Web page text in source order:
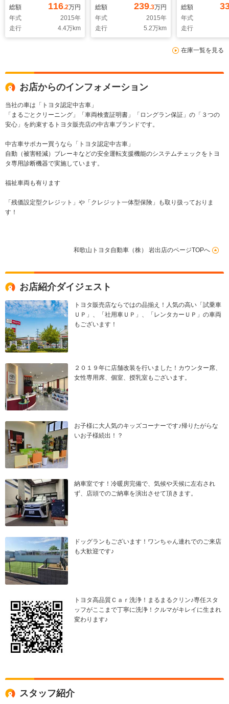
総額
116.2万円
年式
2015年
走行
4.4万km
総額
239.3万円
年式
2015年
走行
5.2万km
総額
年式
走行
在庫一覧を見る
お店からのインフォメーション
当社の車は「トヨタ認定中古車」
「まるごとクリーニング」「車両検査証明書」「ロングラン保証」の「３つの
安心」を約束するトヨタ販売店の中古車ブランドです。
中古車サポカー買うなら「トヨタ認定中古車」
自動（被害軽減）ブレーキなどの安全運転支援機能のシステムチェックをトヨ
タ専用診断機器で実施しています。
福祉車両も有ります
「残価設定型クレジット」や「クレジット一体型保険」も取り扱っておりま
す！
和歌山トヨタ自動車（株） 岩出店のページTOPへ
お店紹介ダイジェスト
トヨタ販売店ならではの品揃え！人気の高い「試乗車
ＵＰ」、「社用車ＵＰ」、「レンタカーＵＰ」の車両
もございます！
２０１９年に店舗改装を行いました！カウンター席、
女性専用席、個室、授乳室もございます。
お子様に大人気のキッズコーナーです♪帰りたがらな
いお子様続出！？
納車室です！冷暖房完備で、気候や天候に左右され
ず、店頭でのご納車を演出させて頂きます。
ドッグランもございます！ワンちゃん連れでのご来店
も大歓迎です♪
トヨタ高品質Ｃａｒ洗浄！まるまるクリン♪専任スタ
ッフがここまで丁寧に洗浄！クルマがキレイに生まれ
変わります♪
スタッフ紹介